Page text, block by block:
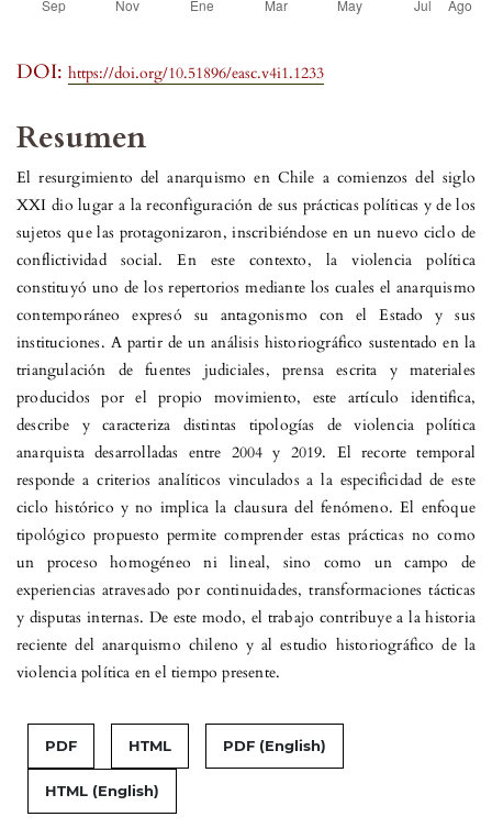
DOI: https://doi.org/10.51896/easc.v4i1.1233
Resumen
El resurgimiento del anarquismo en Chile a comienzos del siglo
XXI dio lugar a la reconfiguración de sus prácticas políticas y de los
sujetos que las protagonizaron, inscribiéndose en un nuevo ciclo de
conflictividad social. En este contexto, la violencia política
constituyó uno de los repertorios mediante los cuales el anarquismo
contemporáneo expresó su antagonismo con el Estado y sus
instituciones. A partir de un análisis historiográfico sustentado en la
triangulación de fuentes judiciales, prensa escrita y materiales
producidos por el propio movimiento, este artículo identifica,
describe y caracteriza distintas tipologías de violencia política
anarquista desarrolladas entre 2004 y 2019. El recorte temporal
responde a criterios analíticos vinculados a la especificidad de este
ciclo histórico y no implica la clausura del fenómeno. El enfoque
tipológico propuesto permite comprender estas prácticas no como
un proceso homogéneo ni lineal, sino como un campo de
experiencias atravesado por continuidades, transformaciones tácticas
y disputas internas. De este modo, el trabajo contribuye a la historia
reciente del anarquismo chileno y al estudio historiográfico de la
violencia política en el tiempo presente.
PDF HTML PDF (English)
HTML (English)